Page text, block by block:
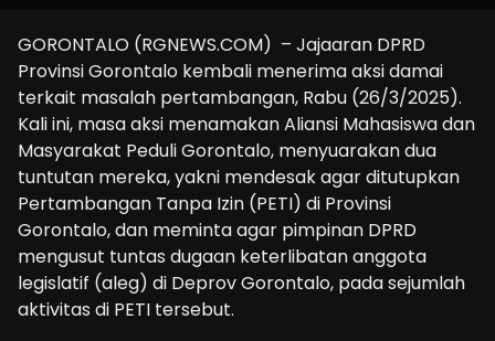
GORONTALO (RGNEWS.COM) – Jajaaran DPRD
Provinsi Gorontalo kembali menerima aksi damai
terkait masalah pertambangan, Rabu (26/3/2025).
Kali ini, masa aksi menamakan Aliansi Mahasiswa dan
Masyarakat Peduli Gorontalo, menyuarakan dua
tuntutan mereka, yakni mendesak agar ditutupkan
Pertambangan Tanpa Izin (PETI) di Provinsi
Gorontalo, dan meminta agar pimpinan DPRD
mengusut tuntas dugaan keterlibatan anggota
legislatif (aleg) di Deprov Gorontalo, pada sejumlah
aktivitas di PETI tersebut.